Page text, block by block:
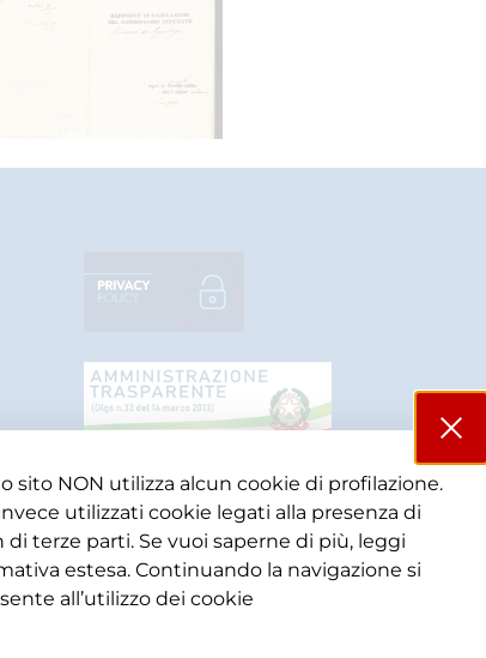
sito NON utilizza alcun cookie di profilazione.
utilizzati cookie legati alla presenza di
di terze parti. Se vuoi saperne di più, leggi
estesa. Continuando la navigazione si
all’utilizzo dei cookie​